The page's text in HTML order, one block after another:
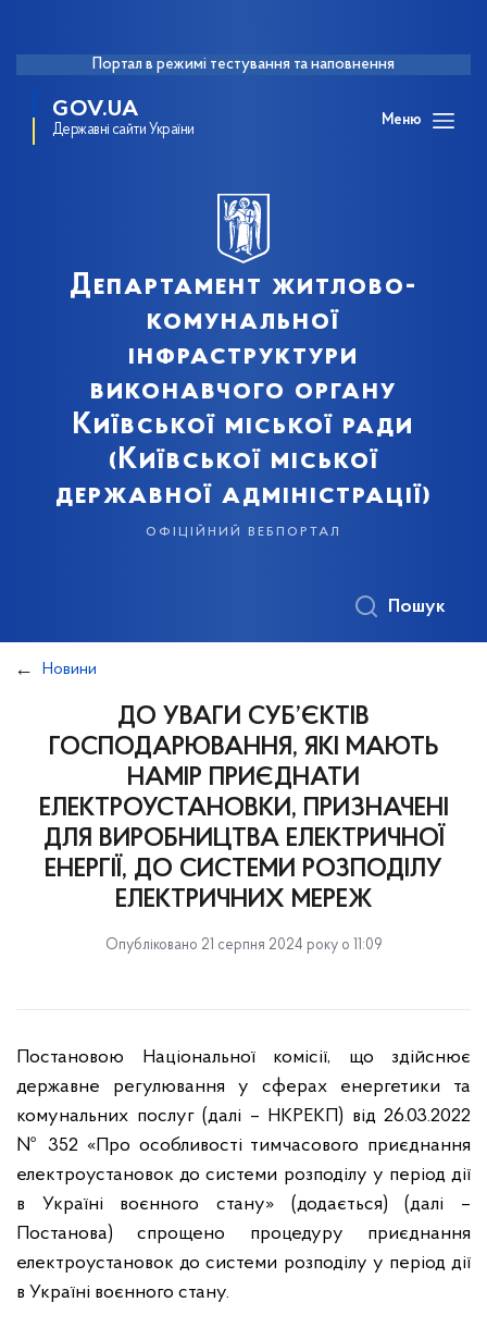
Портал в режимі тестування та наповнення
GOV.UA
Державні сайти України
Меню
Департамент житлово-
комунальної
інфраструктури
виконавчого органу
Київської міської ради
(Київської міської
державної адміністрації)
офіційний вебпортал
Пошук
Новини
ДО УВАГИ СУБ’ЄКТІВ
ГОСПОДАРЮВАННЯ, ЯКІ МАЮТЬ
НАМІР ПРИЄДНАТИ
ЕЛЕКТРОУСТАНОВКИ, ПРИЗНАЧЕНІ
ДЛЯ ВИРОБНИЦТВА ЕЛЕКТРИЧНОЇ
ЕНЕРГІЇ, ДО СИСТЕМИ РОЗПОДІЛУ
ЕЛЕКТРИЧНИХ МЕРЕЖ
Опубліковано 21 серпня 2024 року о 11:09
Постановою Національної комісії, що здійснює
державне регулювання у сферах енергетики та
комунальних послуг (далі – НКРЕКП) від 26.03.2022
№ 352 «Про особливості тимчасового приєднання
електроустановок до системи розподілу у період дії
в Україні воєнного стану» (додається) (далі –
Постанова) спрощено процедуру приєднання
електроустановок до системи розподілу у період дії
в Україні воєнного стану.